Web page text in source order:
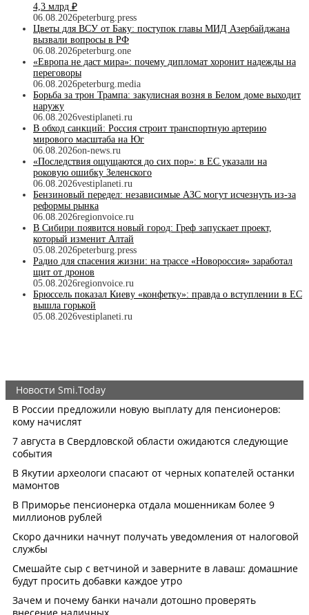
4,3 млрд ₽
06.08.2026peterburg.press
Цветы для ВСУ от Баку: поступок главы МИД Азербайджана
вызвали вопросы в РФ
06.08.2026peterburg.one
«Европа не даст мира»: почему дипломат хоронит надежды на
переговоры
06.08.2026peterburg.media
Борьба за трон Трампа: закулисная возня в Белом доме выходит
наружу
06.08.2026vestiplaneti.ru
В обход санкций: Россия строит транспортную артерию
мирового масштаба на Юг
06.08.2026on-news.ru
«Последствия ощущаются до сих пор»: в ЕС указали на
роковую ошибку Зеленского
06.08.2026vestiplaneti.ru
Бензиновый передел: независимые АЗС могут исчезнуть из-за
реформы рынка
06.08.2026regionvoice.ru
В Сибири появится новый город: Греф запускает проект,
который изменит Алтай
05.08.2026peterburg.press
Радио для спасения жизни: на трассе «Новороссия» заработал
щит от дронов
05.08.2026regionvoice.ru
Брюссель показал Киеву «конфетку»: правда о вступлении в ЕС
вышла горькой
05.08.2026vestiplaneti.ru